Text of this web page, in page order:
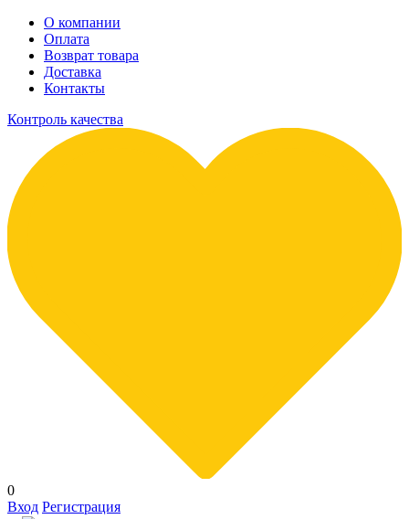
О компании
Оплата
Возврат товара
Доставка
Контакты
Контроль качества
0
Вход Регистрация